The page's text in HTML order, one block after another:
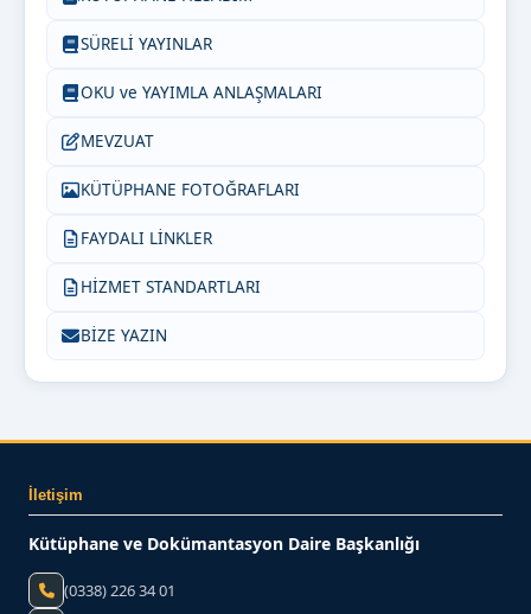
SÜRELİ YAYINLAR
OKU ve YAYIMLA ANLAŞMALARI
MEVZUAT
KÜTÜPHANE FOTOĞRAFLARI
FAYDALI LİNKLER
HİZMET STANDARTLARI
BİZE YAZIN
İletişim
Kütüphane ve Dokümantasyon Daire Başkanlığı
(0338) 226 34 01